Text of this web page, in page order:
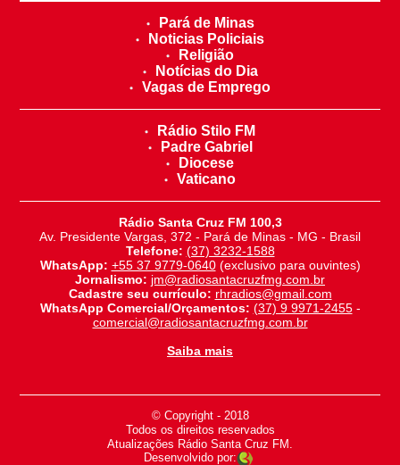
Pará de Minas
Noticias Policiais
Religião
Notícias do Dia
Vagas de Emprego
Rádio Stilo FM
Padre Gabriel
Diocese
Vaticano
Rádio Santa Cruz FM 100,3
Av. Presidente Vargas, 372 - Pará de Minas - MG - Brasil
Telefone: (37) 3232-1588
WhatsApp: +55 37 9779-0640(exclusivo para ouvintes)
Jornalismo: jm@radiosantacruzfmg.com.br
Cadastre seu currículo: rhradios@gmail.com
WhatsApp Comercial/Orçamentos: (37) 9 9971-2455-
comercial@radiosantacruzfmg.com.br
Saiba mais
© Copyright - 2018
-
Todos os direitos reservados
-
Atualizações Rádio Santa Cruz FM.
Desenvolvido por: